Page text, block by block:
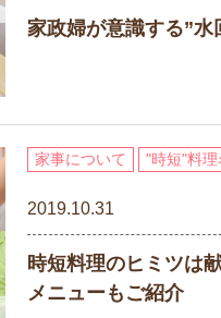
家政婦が意識する”水
家事について "時短"料
2019.10.31
時短料理のヒミツは
メニューもご紹介